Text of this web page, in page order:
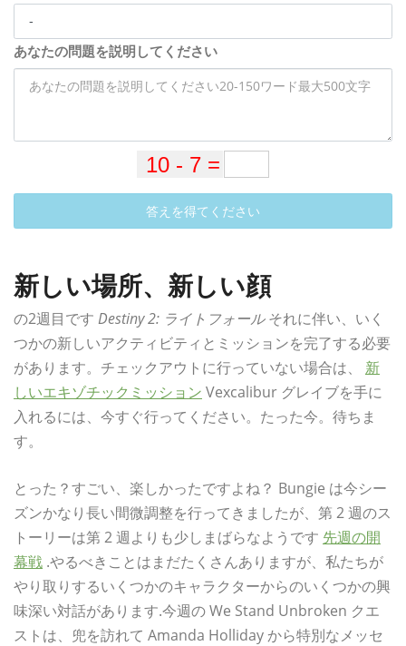
あなたの問題を説明してください
答えを得てください
新しい場所、新しい顔
の2週目です Destiny 2: ライトフォールそれに伴い、いく
つかの新しいアクティビティとミッションを完了する必要
があります。チェックアウトに行っていない場合は、 新
しいエキゾチックミッション Vexcalibur グレイブを手に
入れるには、今すぐ行ってください。たった今。待ちま
す。
とった？すごい、楽しかったですよね？ Bungie は今シー
ズンかなり長い間微調整を行ってきましたが、第 2 週のス
トーリーは第 2 週よりも少しまばらなようです 先週の開
幕戦 .やるべきことはまだたくさんありますが、私たちが
やり取りするいくつかのキャラクターからのいくつかの興
味深い対話があります.今週の We Stand Unbroken クエ
ストは、兜を訪れて Amanda Holliday から特別なメッセ